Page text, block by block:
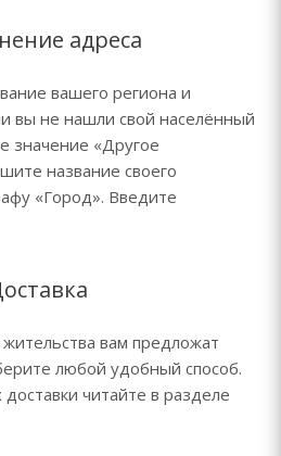
адреса
вашего региона и
вы не нашли свой населённый
значение «Другое
название своего
«Город». Введите
вам предложат
любой удобный способ.
читайте в разделе